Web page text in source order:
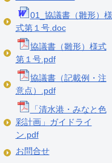
01_協議書（雛形）様
式第１号.doc
協議書（雛形）様式
第１号.pdf
協議書（記載例・注
意点）.pdf
「清水港・みなと色
彩計画」ガイドライ
ン.pdf
お問合せ